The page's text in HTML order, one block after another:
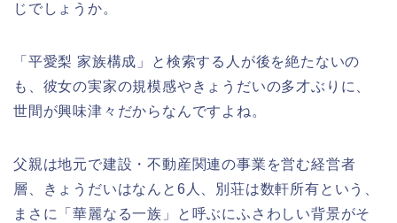
じでしょうか。
「平愛梨 家族構成」と検索する人が後を絶たないの
も、彼女の実家の規模感やきょうだいの多才ぶりに、
世間が興味津々だからなんですよね。
父親は地元で建設・不動産関連の事業を営む経営者
層、きょうだいはなんと6人、別荘は数軒所有という、
まさに「華麗なる一族」と呼ぶにふさわしい背景がそ